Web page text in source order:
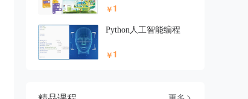
￥1
Python人工智能编程
￥1